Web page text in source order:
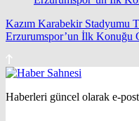
Kazım Karabekir Stadyumu
Erzurumspor’un İlk Konuğu
Haberleri güncel olarak e-